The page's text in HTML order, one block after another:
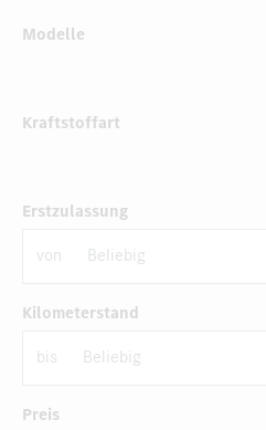
Modelle
Kraftstoffart
Erstzulassung
von
Kilometerstand
bis
Preis